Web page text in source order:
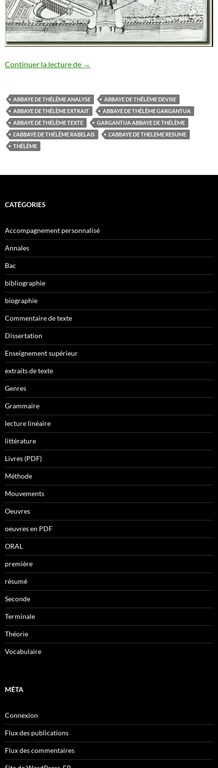
Continuer la lecture de THELEME
→
ABBAYE DE THÉLÈME ANALYSE
ABBAYE DE THÉLÈME DEVISE
ABBAYE DE THÉLÈME EXTRAIT
ABBAYE DE THÉLÈME GARGANTUA
ABBAYE DE THÉLÈME TEXTE
GARGANTUA ABBAYE DE THÉLÈME
L'ABBAYE DE THÉLÈME RABELAIS
L'ABBAYE DE THELEME RESUME
THÉLÈME
CATÉGORIES
Accompagnement personnalisé
Annales
Bac
bibliographie
biographie
Commentaire de texte
Dissertation
Enseignement supérieur
extraits de texte
Genres
Grammaire
lecture linéaire
littérature
Livres (PDF)
Méthode
Mouvements
Oeuvres
oeuvres en PDF
ORAL
première
résumé
Seconde
Terminale
Théorie
Vocabulaire
MÉTA
Connexion
Flux des publications
Flux des commentaires